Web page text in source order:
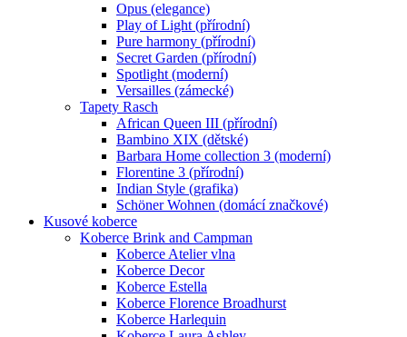
Opus (elegance)
Play of Light (přírodní)
Pure harmony (přírodní)
Secret Garden (přírodní)
Spotlight (moderní)
Versailles (zámecké)
Tapety Rasch
African Queen III (přírodní)
Bambino XIX (dětské)
Barbara Home collection 3 (moderní)
Florentine 3 (přírodní)
Indian Style (grafika)
Schöner Wohnen (domácí značkové)
Kusové koberce
Koberce Brink and Campman
Koberce Atelier vlna
Koberce Decor
Koberce Estella
Koberce Florence Broadhurst
Koberce Harlequin